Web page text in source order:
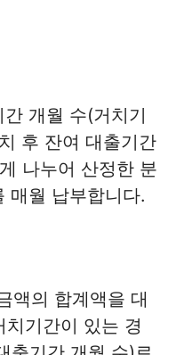
개월 수(거치기
후 잔여 대출기간
나누어 산정한 분
매월 납부합니다.
액의 합계액을 대
기간이 있는 경